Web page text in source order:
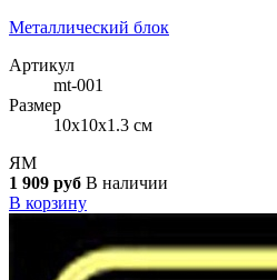
Металлический блок
Артикул
mt-001
Размер
10x10x1.3 см
ЯМ
1 909 руб В наличии
В корзину